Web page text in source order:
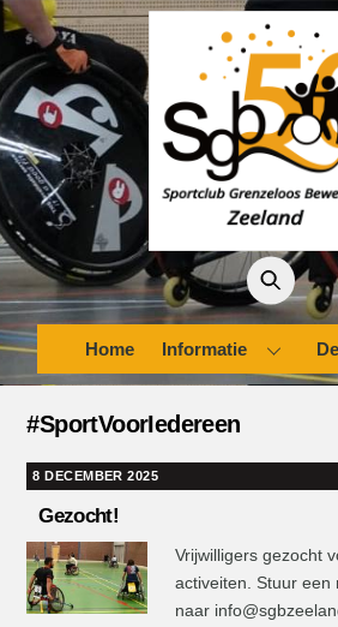
Skip
content
Home Informatie
#SportVoorIedereen
8 DECEMBER 2025
Gezocht!
Vrijwilligers gezocht
activeiten. Stuur een
naar